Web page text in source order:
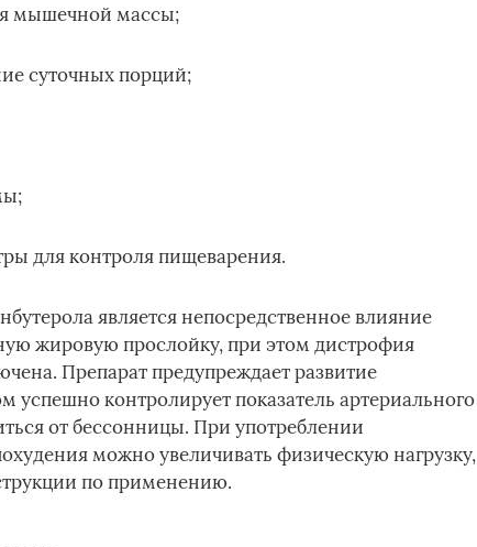
мышечной массы;
суточных порций;
для контроля пищеварения.
является непосредственное влияние
жировую прослойку, при этом дистрофия
Препарат предупреждает развитие
успешно контролирует показатель артериального
от бессонницы. При употреблении
можно увеличивать физическую нагрузку,
по применению.